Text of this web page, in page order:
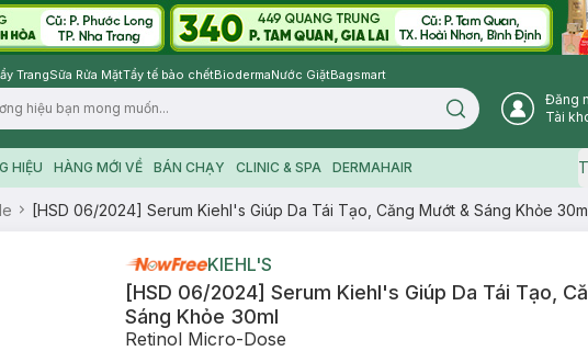
TrangSữa Rửa MặtTẩy tế bào chếtBiodermaNước GiặtBagsmart
Search icon
Đăng
Tài
HIỆU HÀNG MỚI VỀ BÁN CHẠY CLINIC & SPA DERMAHAIR
[HSD 06/2024] Serum Kiehl's Giúp Da Tái Tạo, Căng Mướt & Sáng Khỏe
KIEHL'S
[HSD 06/2024] Serum Kiehl's Giúp Da Tái Tạo,
Sáng Khỏe 30ml
Retinol Micro-Dose